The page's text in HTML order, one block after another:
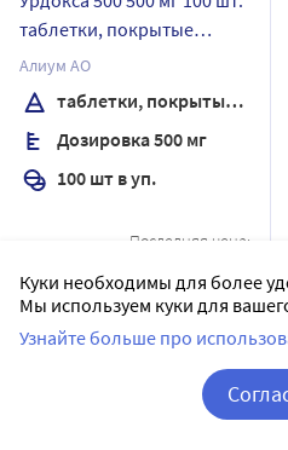
таблетки, покрытые
пленочной оболочкой
Алиум АО
таблетки, покрытые пленочной оболочкой
Дозировка 500 мг
100 шт в уп.
Последняя цена:
3 279 .00
Сообщить о поступлении
Куки необходимы для более
Мы используем куки для
Узнайте больше про